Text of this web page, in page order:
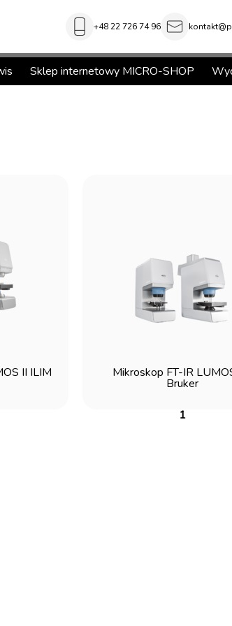
+48 22 726 74 96
Sklep internetowy MICRO-SHOP
II ILIM Mikroskop FT-IR
Bruker
1